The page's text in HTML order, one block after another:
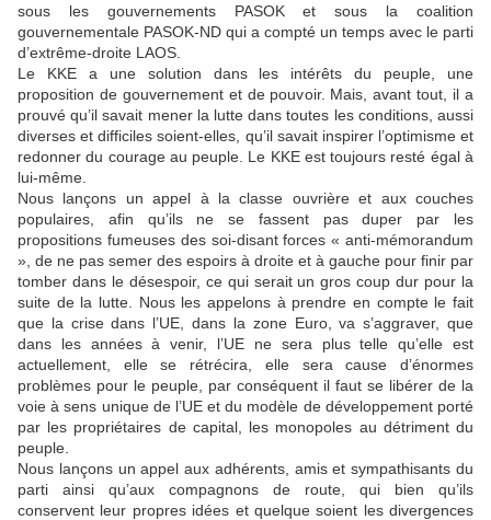
sous les gouvernements PASOK et sous la coalition
gouvernementale PASOK-ND qui a compté un temps avec le parti
d’extrême-droite LAOS.
Le KKE a une solution dans les intérêts du peuple, une
proposition de gouvernement et de pouvoir. Mais, avant tout, il a
prouvé qu’il savait mener la lutte dans toutes les conditions, aussi
diverses et difficiles soient-elles, qu’il savait inspirer l’optimisme et
redonner du courage au peuple. Le KKE est toujours resté égal à
lui-même.
Nous lançons un appel à la classe ouvrière et aux couches
populaires, afin qu’ils ne se fassent pas duper par les
propositions fumeuses des soi-disant forces « anti-mémorandum
», de ne pas semer des espoirs à droite et à gauche pour finir par
tomber dans le désespoir, ce qui serait un gros coup dur pour la
suite de la lutte. Nous les appelons à prendre en compte le fait
que la crise dans l’UE, dans la zone Euro, va s’aggraver, que
dans les années à venir, l’UE ne sera plus telle qu’elle est
actuellement, elle se rétrécira, elle sera cause d’énormes
problèmes pour le peuple, par conséquent il faut se libérer de la
voie à sens unique de l’UE et du modèle de développement porté
par les propriétaires de capital, les monopoles au détriment du
peuple.
Nous lançons un appel aux adhérents, amis et sympathisants du
parti ainsi qu’aux compagnons de route, qui bien qu’ils
conservent leur propres idées et quelque soient les divergences